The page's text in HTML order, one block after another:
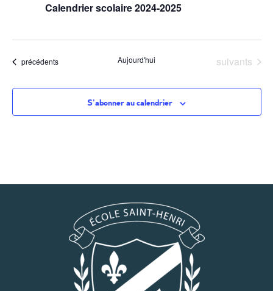
Calendrier scolaire 2024-2025
Évènements
précédents Aujourd'hui Évènements
suivants
S’abonner au calendrier